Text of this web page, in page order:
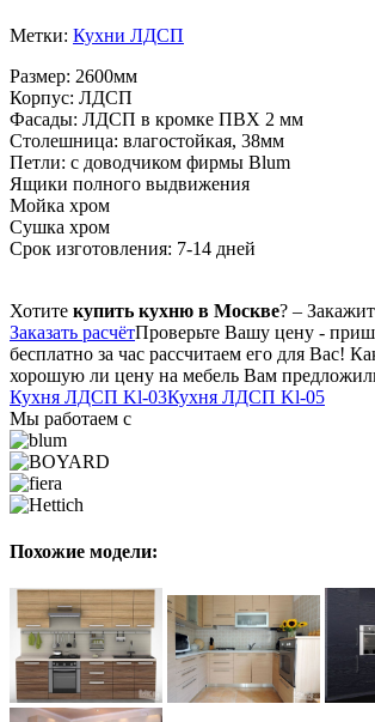
Метки: Кухни ЛДСП
Размер: 2600мм
Корпус: ЛДСП
Фасады: ЛДСП в кромке ПВХ 2 мм
Столешница: влагостойкая, 38мм
Петли: с доводчиком фирмы Blum
Ящики полного выдвижения
Мойка хром
Сушка хром
Срок изготовления: 7-14 дней
Хотите купить кухню в Москве? –
Заказать расчётПроверьте Вашу цену -
бесплатно за час рассчитаем его для Вас!
хорошую ли цену на мебель Вам
Кухня ЛДСП Kl-03Кухня ЛДСП Kl-05
Мы работаем с
Похожие модели: